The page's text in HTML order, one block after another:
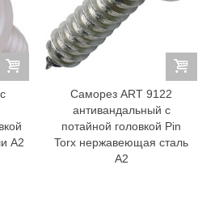
А2
Саморез ART 9122
антивандальный с
потайной головкой Pin
Torx нержавеющая сталь
А2